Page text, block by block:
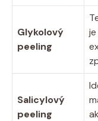
Glykolový
peeling
Salicylový
peeling